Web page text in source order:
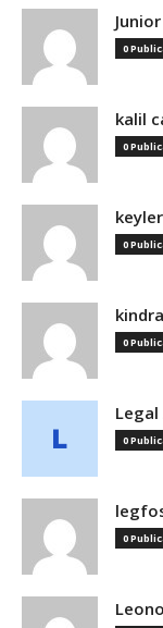
0
kalil
0
0
0
0
0